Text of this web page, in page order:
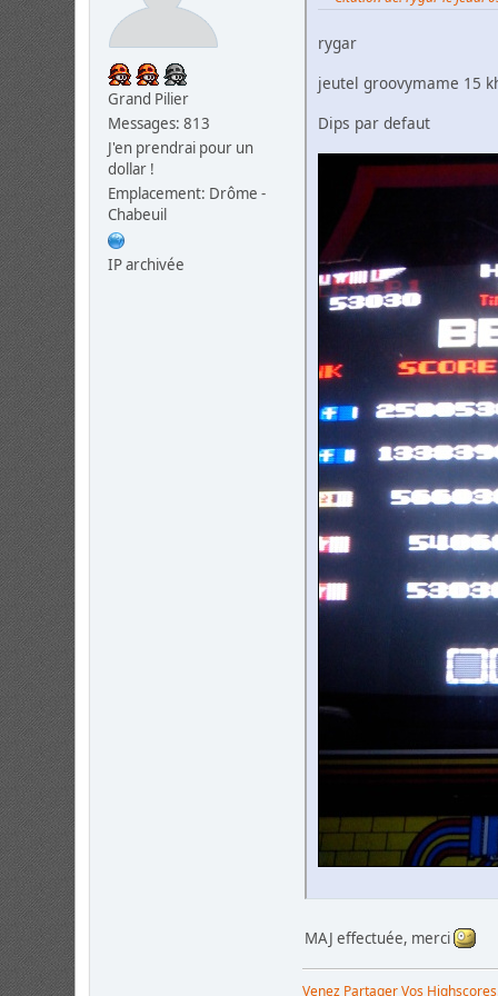
Grand Pilier
Messages: 813
J'en prendrai pour un
dollar !
Emplacement: Drôme -
Chabeuil
IP archivée
rygar
jeutel groovymame 15
Dips par defaut
MAJ effectuée, merci
Venez Partager Vos